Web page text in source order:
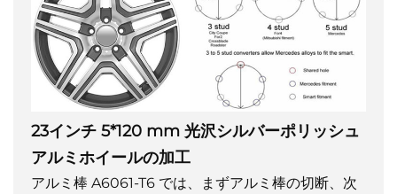
23インチ 5*120 mm 光沢シルバーポリッシュ
アルミホイールの加工
アルミ棒 A6061-T6 では、まずアルミ棒の切断、次